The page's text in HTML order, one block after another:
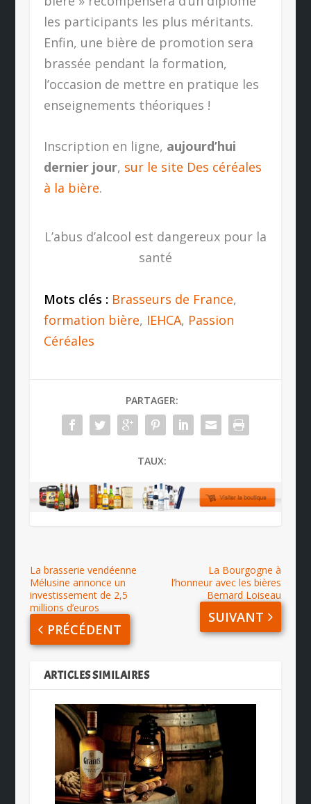
les participants les plus méritants.
Enfin, une bière de promotion sera
brassée pendant la formation,
l’occasion de mettre en pratique les
enseignements théoriques !
Inscription en ligne, aujourd’hui
dernier jour, sur le site Des céréales
à la bière.
L’abus d’alcool est dangereux pour la
santé
Mots clés : Brasseurs de France,
formation bière, IEHCA, Passion
Céréales
PARTAGER:
TAUX:
La brasserie vendéenne
Mélusine annonce un
investissement de 2,5
millions d’euros
PRÉCÉDENT
La Bourgogne à
l’honneur avec les bières
Bernard Loiseau
SUIVANT
ARTICLES SIMILAIRES